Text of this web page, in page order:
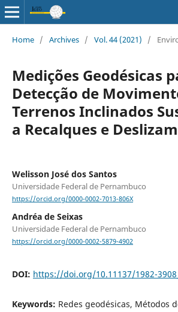
Home / Archives / Vol. 44 (2021) /
Medições Geodésicas
Detecção de
Terrenos Inclinados
a Recalques e
Welisson José dos Santos
Universidade Federal de Pernambuco
https://orcid.org/0000-0002-7013-806X
Andréa de Seixas
Universidade Federal de Pernambuco
https://orcid.org/0000-0002-5879-4902
DOI: https://doi.org/10.11137/1982-
Keywords: Redes geodésicas, Métodos